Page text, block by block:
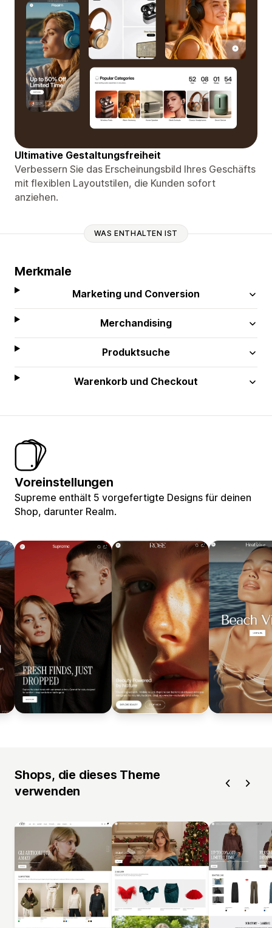
Ultimative Gestaltungsfreiheit
Verbessern Sie das Erscheinungsbild Ihres Geschäfts
mit flexiblen Layoutstilen, die Kunden sofort
anziehen.
WAS ENTHALTEN IST
Merkmale
Marketing und Conversion
Merchandising
Produktsuche
Warenkorb und Checkout
Voreinstellungen
Supreme enthält 5 vorgefertigte Designs für deinen
Shop, darunter Realm.
Shops, die dieses Theme
verwenden